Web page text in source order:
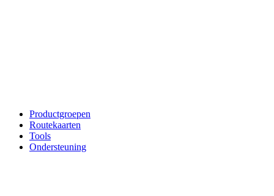
Productgroepen
Routekaarten
Tools
Ondersteuning